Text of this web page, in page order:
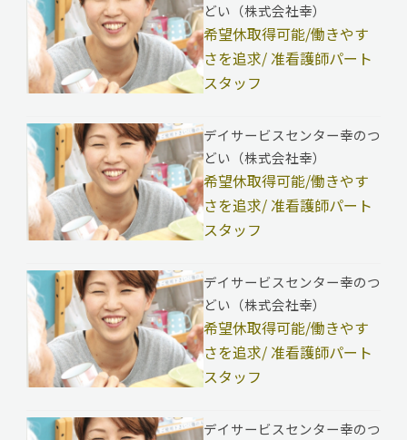
どい（株式会社幸）
希望休取得可能/働きやす
さを追求/ 准看護師パート
スタッフ
デイサービスセンター幸のつ
どい（株式会社幸）
希望休取得可能/働きやす
さを追求/ 准看護師パート
スタッフ
デイサービスセンター幸のつ
どい（株式会社幸）
希望休取得可能/働きやす
さを追求/ 准看護師パート
スタッフ
デイサービスセンター幸のつ